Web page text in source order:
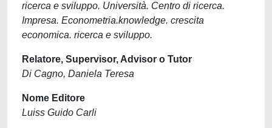
ricerca e sviluppo. Università. Centro di ricerca.
Impresa. Econometria.knowledge. crescita
economica. ricerca e sviluppo.
Relatore, Supervisor, Advisor o Tutor
Di Cagno, Daniela Teresa
Nome Editore
Luiss Guido Carli